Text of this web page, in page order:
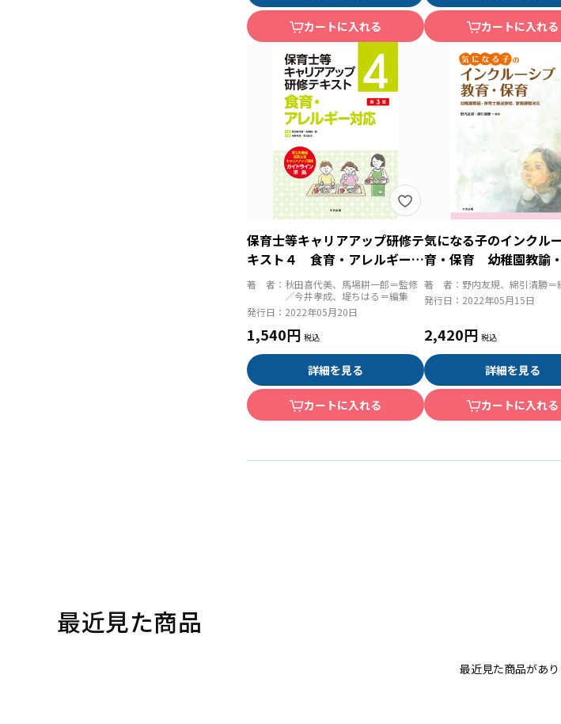
カートに入れる カートに入れる
保育士等キャリアアップ研修テ
キスト４ 食育・アレルギー対
応 第３版
著 者： 秋田喜代美、馬場耕一郎＝監修
／今井孝成、堤ちはる＝編集
発行日： 2022年05月20日
1,540円
詳細を見る
カートに入れる
気になる子のインクル
育・保育 幼稚園教諭
養成課程、教職課程対
著 者： 野内友規、綿引清勝＝
発行日： 2022年05月15日
2,420円
詳細を見る
カートに入れる
最近見た商品
最近見た商品があり